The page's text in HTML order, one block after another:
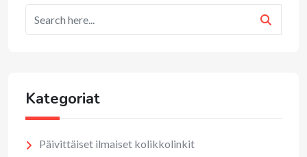
Kategoriat
Päivittäiset ilmaiset kolikkolinkit